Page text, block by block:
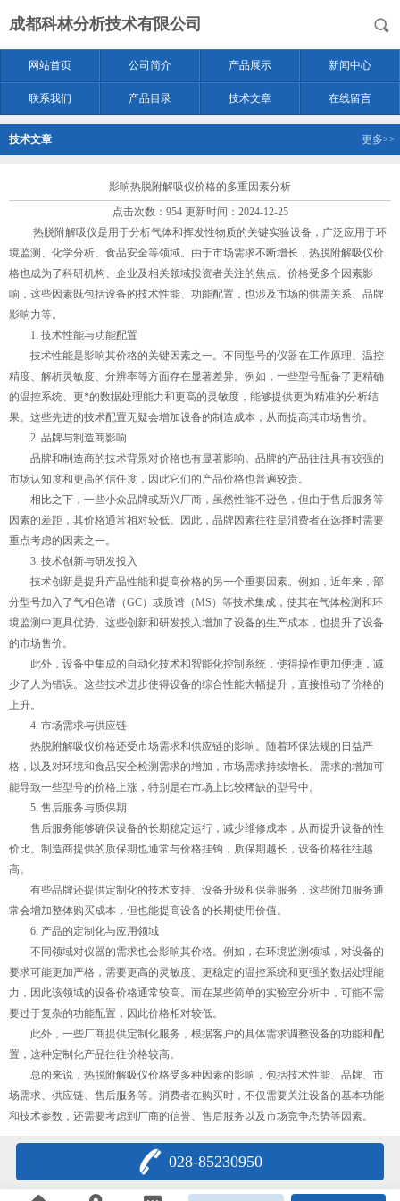
成都科林分析技术有限公司
网站首页 公司简介 产品展示 新闻中心
联系我们 产品目录 技术文章 在线留言
技术文章 更多>>
影响热脱附解吸仪价格的多重因素分析
点击次数：954 更新时间：2024-12-25
热脱附解吸仪是用于分析气体和挥发性物质的关键实验设备，广泛应用于环
境监测、化学分析、食品安全等领域。由于市场需求不断增长， 热脱附解吸仪价
格也成为了科研机构、企业及相关领域投资者关注的焦点。价格受多个因素影
响，这些因素既包括设备的技术性能、功能配置，也涉及市场的供需关系、品牌
影响力等。
1. 技术性能与功能配置
技术性能是影响其价格的关键因素之一。不同型号的仪器在工作原理、温控
精度、解析灵敏度、分辨率等方面存在显著差异。例如，一些型号配备了更精确
的温控系统、更*的数据处理能力和更高的灵敏度，能够提供更为精准的分析结
果。这些先进的技术配置无疑会增加设备的制造成本，从而提高其市场售价。
2. 品牌与制造商影响
品牌和制造商的技术背景对价格也有显著影响。品牌的产品往往具有较强的
市场认知度和更高的信任度，因此它们的产品价格也普遍较贵。
相比之下，一些小众品牌或新兴厂商，虽然性能不逊色，但由于售后服务等
因素的差距，其价格通常相对较低。因此，品牌因素往往是消费者在选择时需要
重点考虑的因素之一。
3. 技术创新与研发投入
技术创新是提升产品性能和提高价格的另一个重要因素。例如，近年来，部
分型号加入了气相色谱（GC）或质谱（MS）等技术集成，使其在气体检测和环
境监测中更具优势。这些创新和研发投入增加了设备的生产成本，也提升了设备
的市场售价。
此外，设备中集成的自动化技术和智能化控制系统，使得操作更加便捷，减
少了人为错误。这些技术进步使得设备的综合性能大幅提升，直接推动了价格的
上升。
4. 市场需求与供应链
热脱附解吸仪价格还受市场需求和供应链的影响。随着环保法规的日益严
格，以及对环境和食品安全检测需求的增加，市场需求持续增长。需求的增加可
能导致一些型号的价格上涨，特别是在市场上比较稀缺的型号中。
5. 售后服务与质保期
售后服务能够确保设备的长期稳定运行，减少维修成本，从而提升设备的性
价比。制造商提供的质保期也通常与价格挂钩，质保期越长，设备价格往往越
高。
有些品牌还提供定制化的技术支持、设备升级和保养服务，这些附加服务通
常会增加整体购买成本，但也能提高设备的长期使用价值。
6. 产品的定制化与应用领域
不同领域对仪器的需求也会影响其价格。例如，在环境监测领域，对设备的
要求可能更加严格，需要更高的灵敏度、更稳定的温控系统和更强的数据处理能
力，因此该领域的设备价格通常较高。而在某些简单的实验室分析中，可能不需
要过于复杂的功能配置，因此价格相对较低。
此外，一些厂商提供定制化服务，根据客户的具体需求调整设备的功能和配
置，这种定制化产品往往价格较高。
总的来说，热脱附解吸仪价格受多种因素的影响，包括技术性能、品牌、市
场需求、供应链、售后服务等。消费者在购买时，不仅需要关注设备的基本功能
和技术参数，还需要考虑到厂商的信誉、售后服务以及市场竞争态势等因素。
028-85230950